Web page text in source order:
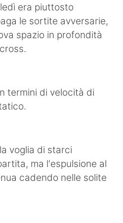
era piuttosto
le sortite avversarie,
spazio in profondità
termini di velocità di
voglia di starci
ma l'espulsione al
cadendo nelle solite